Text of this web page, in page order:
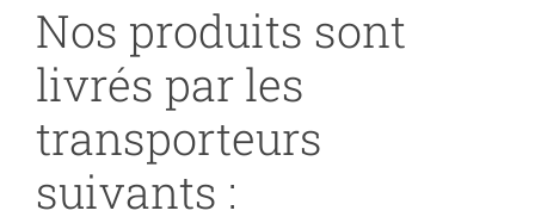
Nos produits sont
livrés par les
transporteurs
suivants :